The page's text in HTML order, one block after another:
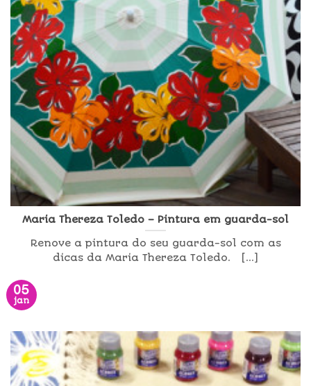
Maria Thereza Toledo – Pintura em guarda-sol
Renove a pintura do seu guarda-sol com as
dicas da Maria Thereza Toledo. [...]
05
jan